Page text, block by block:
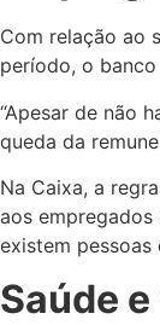
Com relação ao
período, o
“Apesar de não
queda da
Na Caixa, a
aos empregados
existem
Saúde